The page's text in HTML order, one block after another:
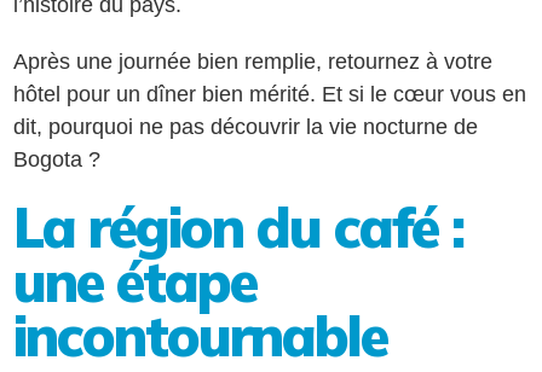
Après une journée bien remplie, retournez à votre
hôtel pour un dîner bien mérité. Et si le cœur vous en
dit, pourquoi ne pas découvrir la vie nocturne de
Bogota ?
La région du café :
une étape
incontournable